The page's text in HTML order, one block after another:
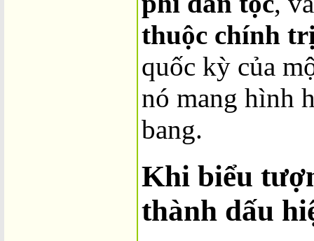
thuộc chính
quốc kỳ của
nó mang hình
bang.
Khi biểu
thành dấu